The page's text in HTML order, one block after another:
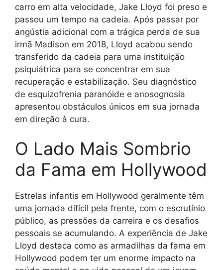
carro em alta velocidade, Jake Lloyd foi preso e
passou um tempo na cadeia. Após passar por
angústia adicional com a trágica perda de sua
irmã Madison em 2018, Lloyd acabou sendo
transferido da cadeia para uma instituição
psiquiátrica para se concentrar em sua
recuperação e estabilização. Seu diagnóstico
de esquizofrenia paranóide e anosognosia
apresentou obstáculos únicos em sua jornada
em direção à cura.
O Lado Mais Sombrio
da Fama em Hollywood
Estrelas infantis em Hollywood geralmente têm
uma jornada difícil pela frente, com o escrutínio
público, as pressões da carreira e os desafios
pessoais se acumulando. A experiência de Jake
Lloyd destaca como as armadilhas da fama em
Hollywood podem ter um enorme impacto na